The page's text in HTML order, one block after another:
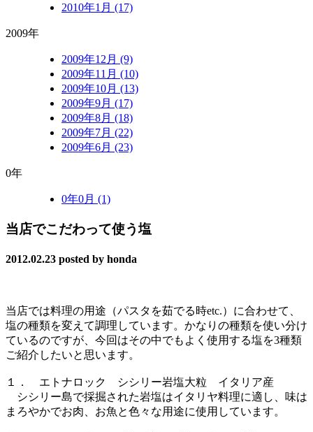
2010年1月 (17)
2009年
2009年12月 (9)
2009年11月 (10)
2009年10月 (13)
2009年9月 (17)
2009年8月 (18)
2009年7月 (22)
2009年6月 (23)
0年
0年0月 (1)
当店でこだわって使う塩
2012.02.23 posted by honda
当店では料理の用途（パスタを茹でる時etc.）に合わせて、
塩の種類を変えて調理しています。かなりの種類を使い分け
ているのですが、今回はその中でもよく使用する塩を3種類
ご紹介したいと思います。
１． エトナロック シシリー岩塩大粒 イタリア産
シシリー島で採掘された岩塩はイタリヤ料理に適し、味は
まろやかでお肉、お魚と色々な用途に使用しています。